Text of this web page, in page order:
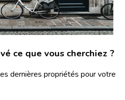
ce que vous cherchiez ?
dernières propriétés pour votre